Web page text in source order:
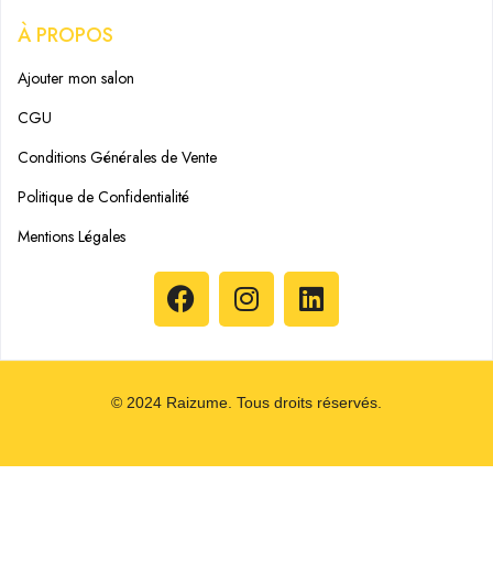
À PROPOS
Ajouter mon salon
CGU
Conditions Générales de Vente
Politique de Confidentialité
Mentions Légales
© 2024 Raizume. Tous droits réservés.